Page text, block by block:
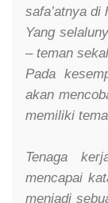
safa’atnya di
Yang
– teman
Pada
akan
memiliki
Tenaga
mencapai
menjadi